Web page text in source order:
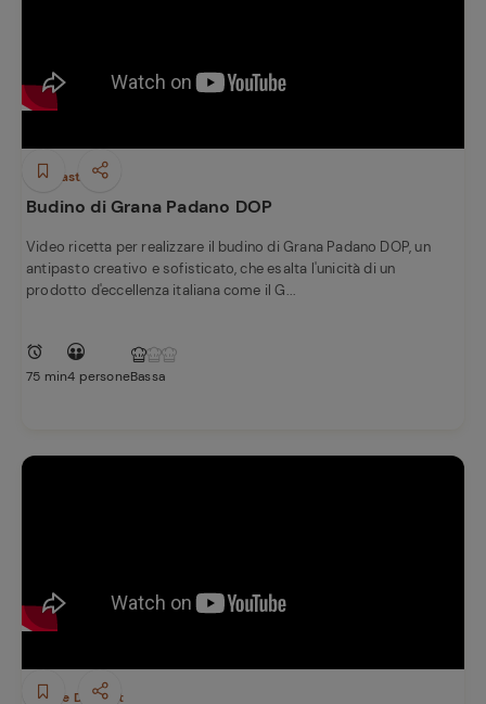
Antipasti
Budino di Grana Padano DOP
Video ricetta per realizzare il budino di Grana Padano DOP, un
antipasto creativo e sofisticato, che esalta l'unicità di un
prodotto d'eccellenza italiana come il G...
75 min4 personeBassa
Dolci e Dessert